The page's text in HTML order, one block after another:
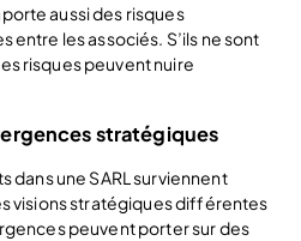
aussi des risques
les associés. S’ils ne sont
risques peuvent nuire
stratégiques
dans une SARL surviennent
visions stratégiques différentes
peuvent porter sur des